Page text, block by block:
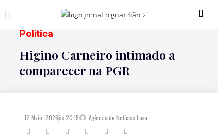
Política
Higino Carneiro intimado a
comparecer na PGR
12 Maio, 2026às 20:15 Agência de Notícias Lusa